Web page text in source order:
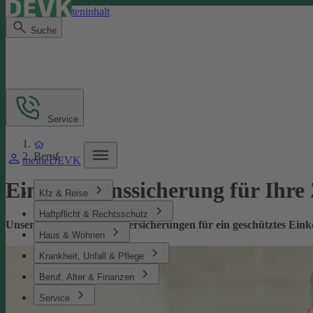
Direkt zum Seiteninhalt
Suche
meineDEVK
Kfz & Reise
Haftpflicht & Rechtsschutz
Haus & Wohnen
Krankheit, Unfall & Pflege
Beruf, Alter & Finanzen
Service
Service
Beruf
Einkommenssicherung für
Unsere leistungsstarken Versicherungen für ein geschütztes